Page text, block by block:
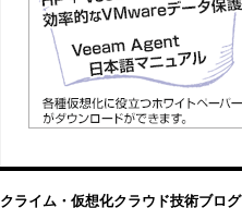
クライム・仮想化クラウド技術ブログ